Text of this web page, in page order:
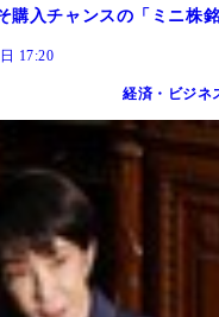
購入チャンスの「ミニ株
17:20
経済・ビジネ